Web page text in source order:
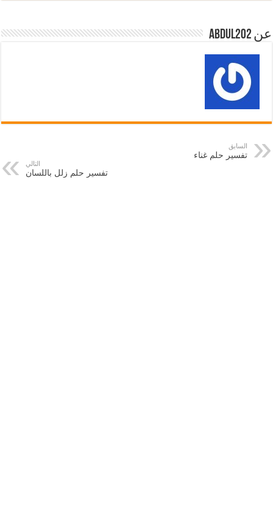
عن abdul202
السابق
تفسير حلم غناء
التالي
تفسير حلم زلل باللسان